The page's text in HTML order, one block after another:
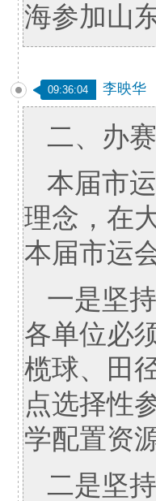
海参加山
09:36:04 李映华
二、办
本届市
理念，在
本届市运
一是坚
各单位必
榄球、田
点选择性
学配置资
二是坚